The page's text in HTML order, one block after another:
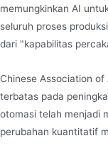
memungkinkan AI
seluruh proses
dari "kapabilitas
Chinese Association
terbatas pada
otomasi telah menjadi
perubahan kuantitatif